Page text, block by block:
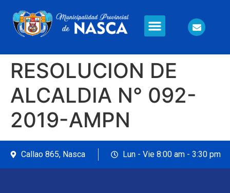
RESOLUCION DE
ALCALDIA N° 092-
2019-AMPN
Callao 865, Nasca Lun - Vie 8:00 am - 3:30 pm